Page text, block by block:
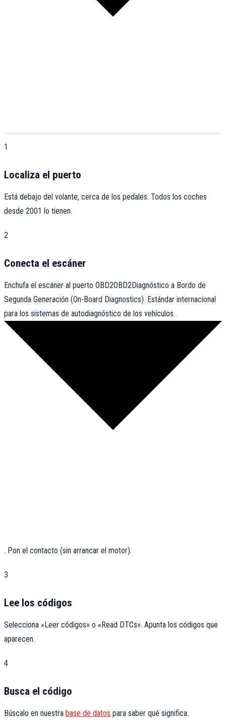
1
Localiza el puerto
Está debajo del volante, cerca de los pedales. Todos los coches
desde 2001 lo tienen.
2
Conecta el escáner
Enchufa el escáner al puerto OBD2OBD2 Diagnóstico a Bordo de
Segunda Generación (On-Board Diagnostics). Estándar internacional
para los sistemas de autodiagnóstico de los vehículos.
. Pon el contacto (sin arrancar el motor).
3
Lee los códigos
Selecciona «Leer códigos» o «Read DTCs». Apunta los códigos que
aparecen.
4
Busca el código
Búscalo en nuestra base de datos para saber qué significa.